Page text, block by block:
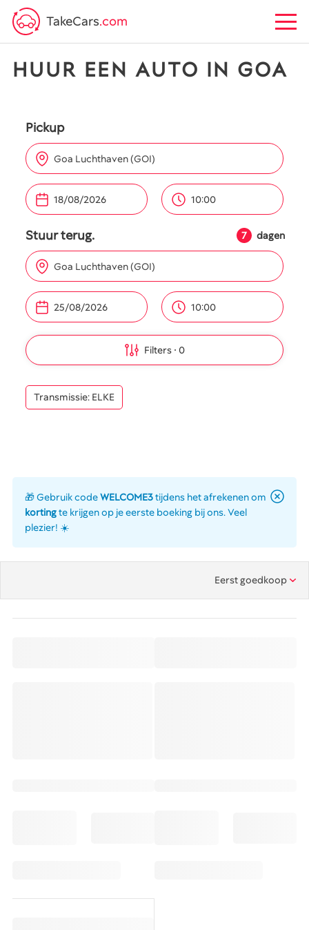
TakeCars.com
HUUR EEN AUTO IN GOA
Pickup
Goa Luchthaven (GOI)
10:00
Stuur terug. 7 dagen
Goa Luchthaven (GOI)
10:00
Filters 0
Transmissie: ELKE
🎁 Gebruik codeWELCOME3tijdens het afrekenen om
kortingte krijgen op je eerste boeking bij ons. Veel
plezier! ☀️
Eerst goedkoop